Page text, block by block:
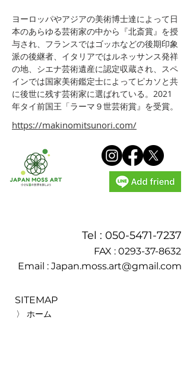
ヨーロッパやアジアの美術博士達によって日
本のあらゆる芸術家の中から『北斎賞』を授
与され、フランスではゴッホなどの後期印象
派の後継者、イタリアではルネッサンス発祥
の地、シエナ芸術遺産に認定収蔵され、スペ
インでは国家美術鑑定士によってピカソと共
に後世に残す芸術家に選ばれている。2021
年タイ前国王「ラーマ９世芸術賞』を受賞。
https://makinomitsunori.com/
Tel : 050-5471-7237
FAX : 0293-37-8632
Email : Japan.moss.art@gmail.com
SITEMAP
〉 ホーム